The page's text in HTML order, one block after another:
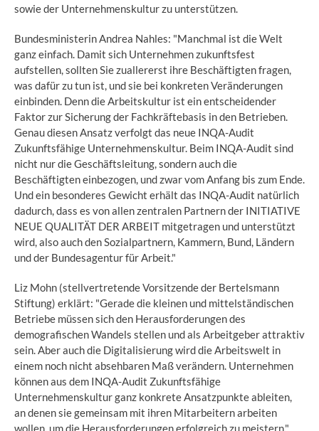
sowie der Unternehmenskultur zu unterstützen.
Bundesministerin Andrea Nahles: "Manchmal ist die Welt
ganz einfach. Damit sich Unternehmen zukunftsfest
aufstellen, sollten Sie zuallererst ihre Beschäftigten fragen,
was dafür zu tun ist, und sie bei konkreten Veränderungen
einbinden. Denn die Arbeitskultur ist ein entscheidender
Faktor zur Sicherung der Fachkräftebasis in den Betrieben.
Genau diesen Ansatz verfolgt das neue INQA-Audit
Zukunftsfähige Unternehmenskultur. Beim INQA-Audit sind
nicht nur die Geschäftsleitung, sondern auch die
Beschäftigten einbezogen, und zwar vom Anfang bis zum Ende.
Und ein besonderes Gewicht erhält das INQA-Audit natürlich
dadurch, dass es von allen zentralen Partnern der INITIATIVE
NEUE QUALITÄT DER ARBEIT mitgetragen und unterstützt
wird, also auch den Sozialpartnern, Kammern, Bund, Ländern
und der Bundesagentur für Arbeit."
Liz Mohn (stellvertretende Vorsitzende der Bertelsmann
Stiftung) erklärt: "Gerade die kleinen und mittelständischen
Betriebe müssen sich den Herausforderungen des
demografischen Wandels stellen und als Arbeitgeber attraktiv
sein. Aber auch die Digitalisierung wird die Arbeitswelt in
einem noch nicht absehbaren Maß verändern. Unternehmen
können aus dem INQA-Audit Zukunftsfähige
Unternehmenskultur ganz konkrete Ansatzpunkte ableiten,
an denen sie gemeinsam mit ihren Mitarbeitern arbeiten
wollen, um die Herausforderungen erfolgreich zu meistern."